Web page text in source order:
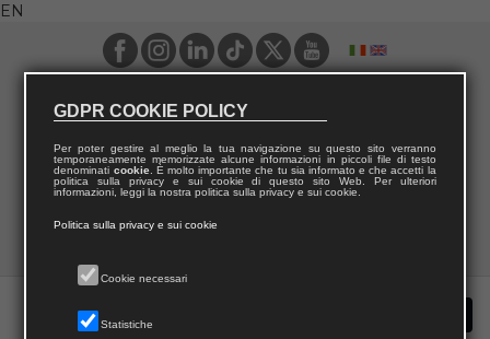
EN
GDPR COOKIE POLICY
Per poter gestire al meglio la tua navigazione su questo sito verranno
temporaneamente memorizzate alcune informazioni in piccoli file di testo
denominati cookie. È molto importante che tu sia informato e che accetti la
politica sulla privacy e sui cookie di questo sito Web. Per ulteriori
informazioni, leggi la nostra politica sulla privacy e sui cookie.
Politica sulla privacy e sui cookie
Cookie necessari
Statistiche